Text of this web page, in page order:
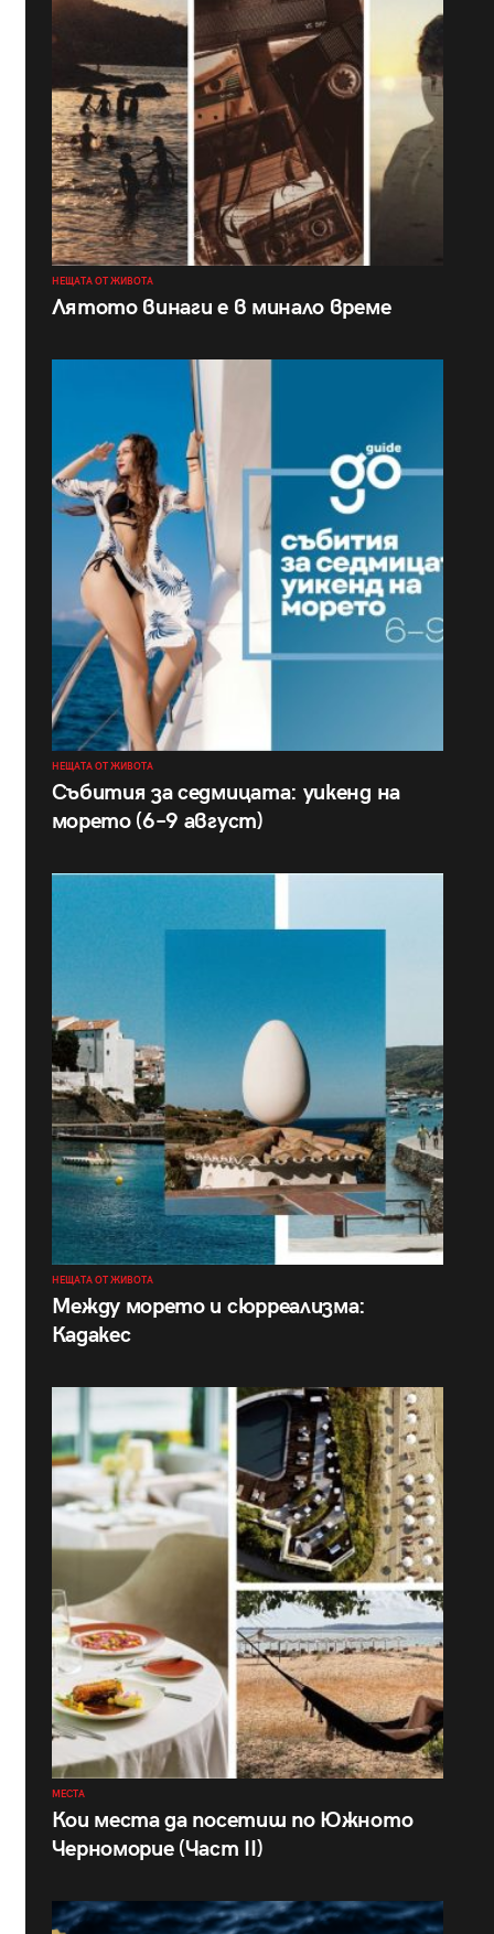
НЕЩАТА ОТ ЖИВОТА
Лятото винаги е в минало време
НЕЩАТА ОТ ЖИВОТА
Събития за седмицата: уикенд на
морето (6–9 август)
НЕЩАТА ОТ ЖИВОТА
Между морето и сюрреализма:
Кадакес
МЕСТА
Кои места да посетиш по Южното
Черноморие (Част II)